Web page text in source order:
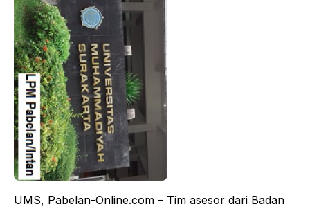
UMS, Pabelan-Online.com – Tim asesor dari Badan